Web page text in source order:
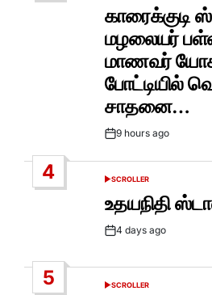
காரைக்குடி
மழலையர்
மாணவர்
போட்டியில்
சாதனை…
Post9 hours ago
4
POSTED
SCROLLER
உதயநிதி
Post4 days ago
5
POSTED
SCROLLER